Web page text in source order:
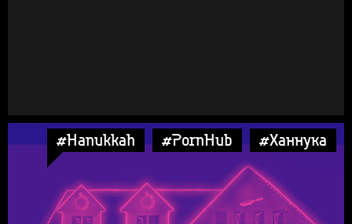
#Hanukkah #PornHub #Ханнука